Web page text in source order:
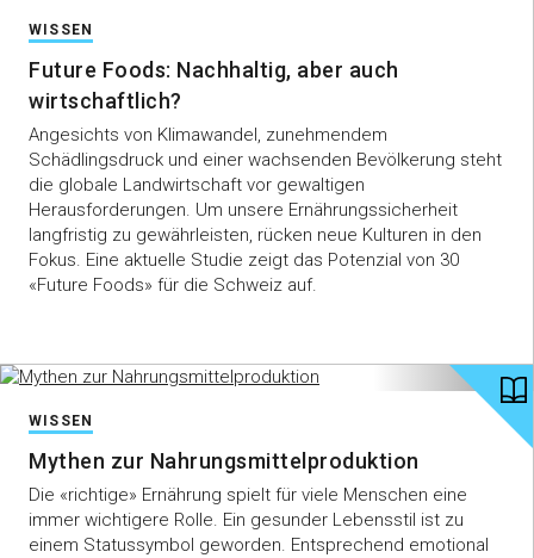
WISSEN
Future Foods: Nachhaltig, aber auch
wirtschaftlich?
Angesichts von Klimawandel, zunehmendem
Schädlingsdruck und einer wachsenden Bevölkerung steht
die globale Landwirtschaft vor gewaltigen
Herausforderungen. Um unsere Ernährungssicherheit
langfristig zu gewährleisten, rücken neue Kulturen in den
Fokus. Eine aktuelle Studie zeigt das Potenzial von 30
«Future Foods» für die Schweiz auf.
WISSEN
Mythen zur Nahrungsmittelproduktion
Die «richtige» Ernährung spielt für viele Menschen eine
immer wichtigere Rolle. Ein gesunder Lebensstil ist zu
einem Statussymbol geworden. Entsprechend emotional
Grüne Gentechnik:
Sicherheitsbedenken ziehen
nicht mehr